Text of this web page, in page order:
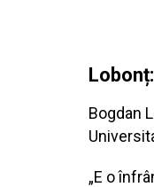
Bogdan
„E o